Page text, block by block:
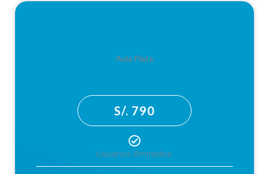
Aula Plata
S/. 790
Usuarios ilimitados.